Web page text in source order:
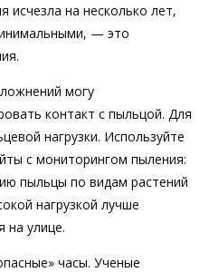
исчезла на несколько лет,
— это
могу
контакт с пыльцой. Для
нагрузки. Используйте
с мониторингом пыления:
пыльцы по видам растений
нагрузкой лучше
на улице.
часы. Ученые